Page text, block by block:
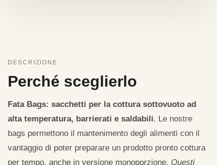
DESCRIZIONE
Perché sceglierlo
Fata Bags: sacchetti per la cottura sottovuoto ad
alta temperatura, barrierati e saldabili. Le nostre
bags permettono il mantenimento degli alimenti con il
vantaggio di poter preparare un prodotto pronto cottura
per tempo, anche in versione monoporzione. Questi